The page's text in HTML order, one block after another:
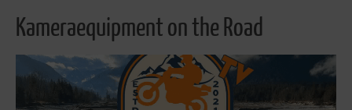
Kameraequipment on the Road